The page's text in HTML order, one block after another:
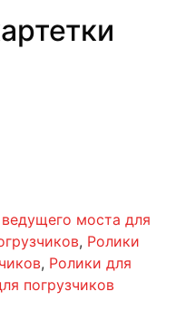
моста для
, Ролики
, Ролики для
погрузчиков